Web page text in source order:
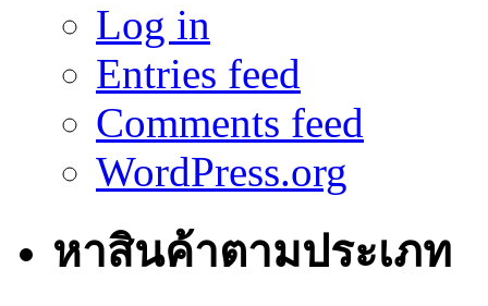
Log in
Entries feed
Comments feed
WordPress.org
หาสินค้าตามประเภท